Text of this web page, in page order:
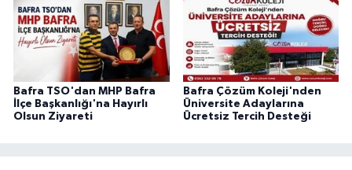
Bafra TSO'dan MHP Bafra
İlçe Başkanlığı'na Hayırlı
Olsun Ziyareti
Bafra Çözüm Koleji'nden
Üniversite Adaylarına
Ücretsiz Tercih Desteği